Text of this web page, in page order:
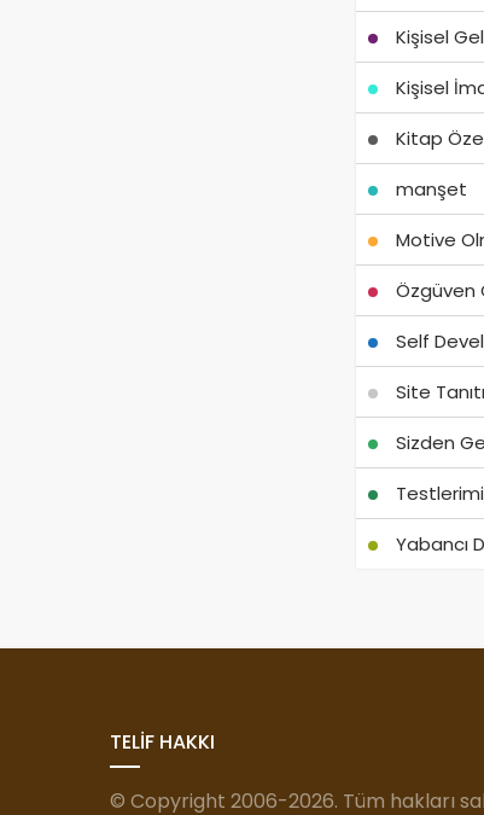
Kişisel
Kişisel
Kitap
manşet
Motive
Özgüven
Self
Site
Sizden
Yabancı
TELİF HAKKI
© Copyright 2006-2026. Tüm hakları